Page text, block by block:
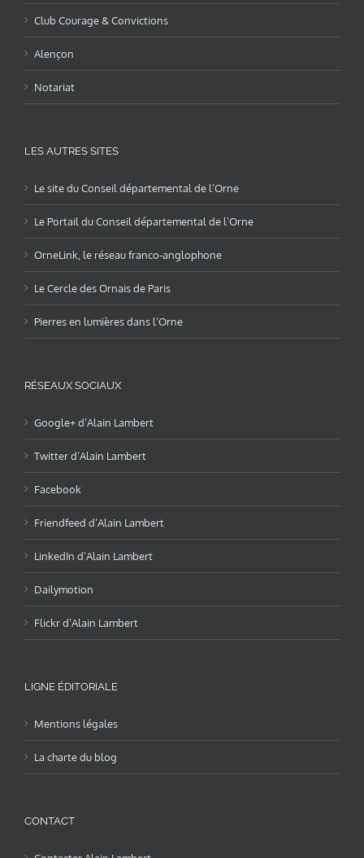
Club Courage & Convictions
Alençon
Notariat
LES AUTRES SITES
Le site du Conseil départemental de l’Orne
Le Portail du Conseil départemental de l’Orne
OrneLink, le réseau franco-anglophone
Le Cercle des Ornais de Paris
Pierres en lumières dans l’Orne
RÉSEAUX SOCIAUX
Google+ d’Alain Lambert
Twitter d’Alain Lambert
Facebook
Friendfeed d’Alain Lambert
LinkedIn d’Alain Lambert
Dailymotion
Flickr d’Alain Lambert
LIGNE ÉDITORIALE
Mentions légales
La charte du blog
CONTACT